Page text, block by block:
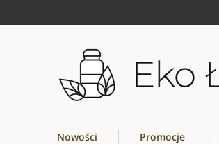
Nowości Promocje